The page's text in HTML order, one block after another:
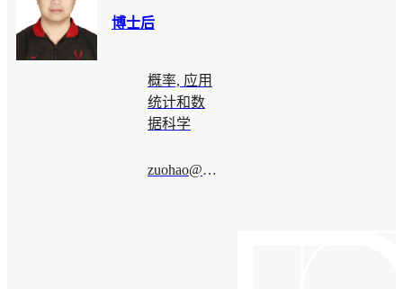
博士后
概率, 应用
统计和数
据科学
zuohao@bimsa.cn